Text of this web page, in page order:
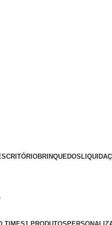
BRINQUEDOS